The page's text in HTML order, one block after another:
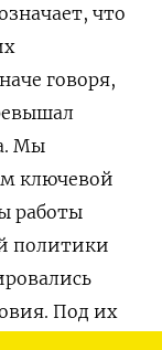
что
говоря,
Мы
ключевой
работы
политики
Под их